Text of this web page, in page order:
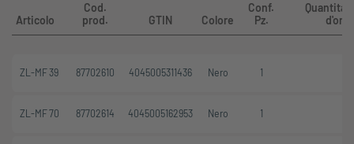
Articolo
Cod.
prod.
GTIN Colore
Conf.
Pz.
Quantità
ZL-MF 39 87702610 4045005311436 Nero 1
ZL-MF 70 87702614 4045005162953 Nero 1